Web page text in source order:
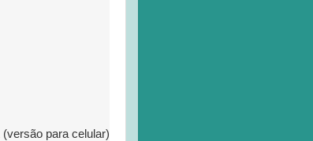
(versão para celular)